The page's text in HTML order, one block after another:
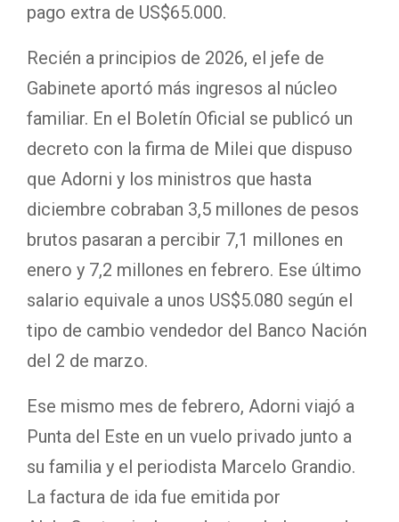
pago extra de US$65.000.
Recién a principios de 2026, el jefe de
Gabinete aportó más ingresos al núcleo
familiar. En el Boletín Oficial se publicó un
decreto con la firma de Milei que dispuso
que Adorni y los ministros que hasta
diciembre cobraban 3,5 millones de pesos
brutos pasaran a percibir 7,1 millones en
enero y 7,2 millones en febrero. Ese último
salario equivale a unos US$5.080 según el
tipo de cambio vendedor del Banco Nación
del 2 de marzo.
Ese mismo mes de febrero, Adorni viajó a
Punta del Este en un vuelo privado junto a
su familia y el periodista Marcelo Grandio.
La factura de ida fue emitida por